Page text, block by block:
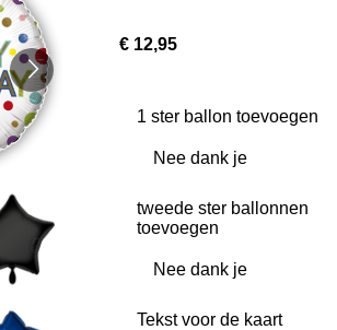
€ 12,95
1 ster ballon toevoegen
tweede ster ballonnen
toevoegen
Tekst voor de kaart